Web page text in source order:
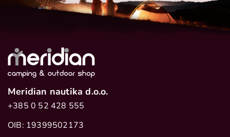
Meridian nautika d.o.o.
+385 0 52 428 555
OIB: 19399502173